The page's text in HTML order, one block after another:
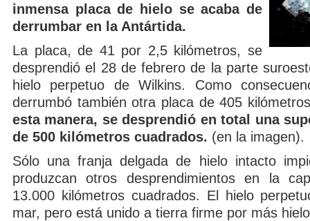
inmensa placa de hielo se acaba de
derrumbar en la Antártida.
La placa, de 41 por 2,5 kilómetros, se
desprendió el 28 de febrero de la parte
hielo perpetuo de Wilkins. Como
derrumbó también otra placa de 405
esta manera, se desprendió en total una
de 500 kilómetros cuadrados. (en la imagen).
Sólo una franja delgada de hielo intacto
produzcan otros desprendimientos en la
13.000 kilómetros cuadrados. El hielo
mar, pero está unido a tierra firme por más